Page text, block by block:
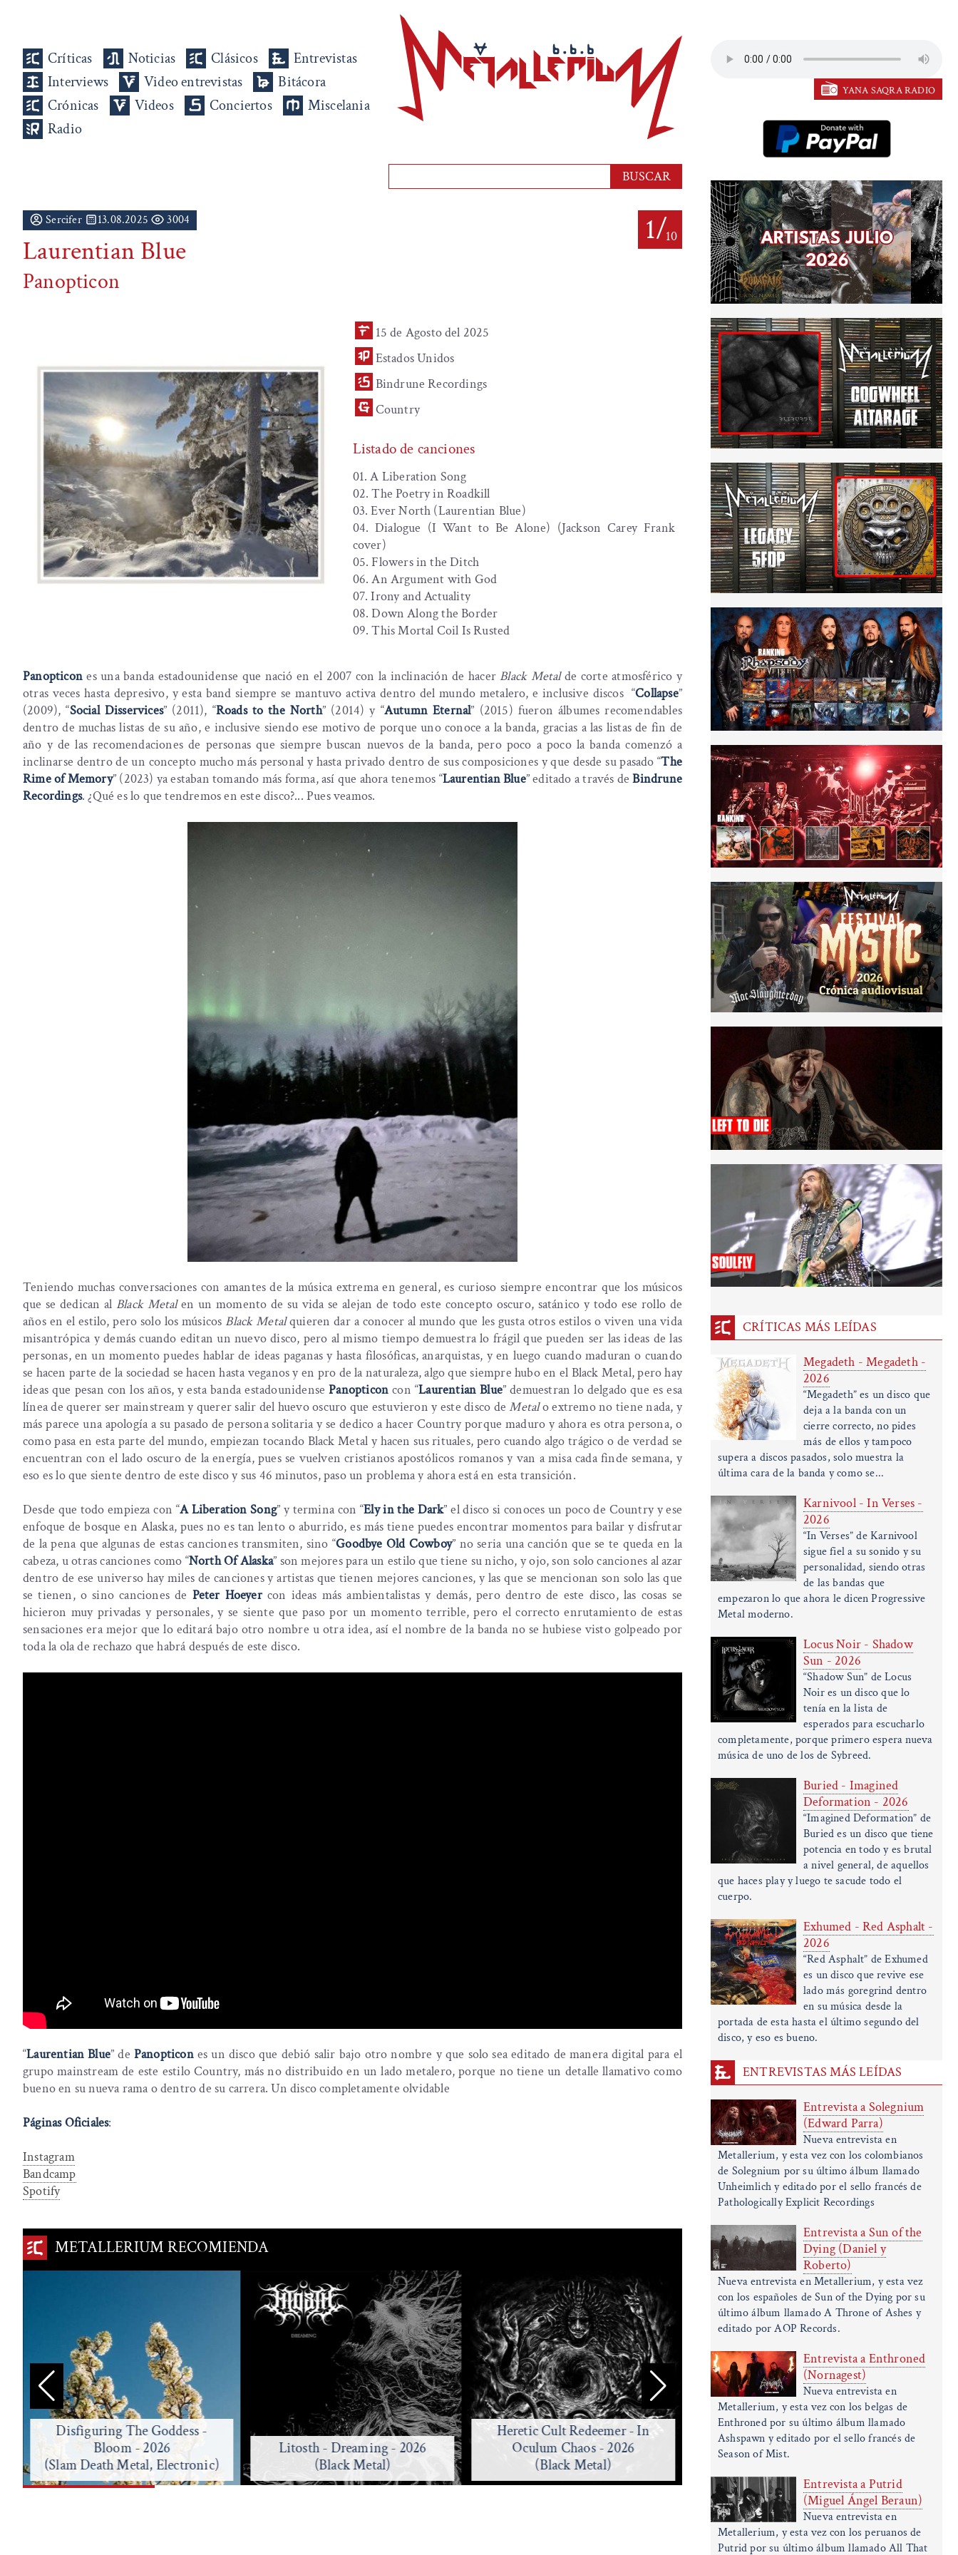
Críticas Noticias Clásicos
Entrevistas
Interviews
Video entrevistas
Bitácora
Crónicas
Videos Conciertos
Miscelania
Radio
1/10
Sercifer 13.08.2025 3004
Laurentian Blue
Panopticon
15 de Agosto del 2025
Estados Unidos
Bindrune Recordings
Country
Listado de canciones
01. A Liberation Song
02. The Poetry in Roadkill
03. Ever North (Laurentian Blue)
04. Dialogue (I Want to Be Alone) (Jackson Carey Frank
cover)
05. Flowers in the Ditch
06. An Argument with God
07. Irony and Actuality
08. Down Along the Border
09. This Mortal Coil Is Rusted
Panopticones una banda estadounidense que nació en el 2007 con la inclinación de hacer Black Metalde corte atmosférico y
otras veces hasta depresivo, y esta band siempre se mantuvo activa dentro del mundo metalero, e inclusive discos “Collapse”
(2009), “Social Disservices” (2011), “Roads to the North” (2014) y “Autumn Eternal” (2015) fueron álbumes recomendables
dentro de muchas listas de su año, e inclusive siendo ese motivo de porque uno conoce a la banda, gracias a las listas de fin de
año y de las recomendaciones de personas que siempre buscan nuevos de la banda, pero poco a poco la banda comenzó a
inclinarse dentro de un concepto mucho más personal y hasta privado dentro de sus composiciones y que desde su pasado “The
Rime of Memory” (2023) ya estaban tomando más forma, así que ahora tenemos “Laurentian Blue” editado a través deBindrune
Recordings. ¿Qué es lo que tendremos en este disco?... Pues veamos.
Teniendo muchas conversaciones con amantes de la música extrema en general, es curioso siempre encontrar que los músicos
que se dedican al Black Metalen un momento de su vida se alejan de todo este concepto oscuro, satánico y todo ese rollo de
años en el estilo, pero solo los músicos Black Metalquieren dar a conocer al mundo que les gusta otros estilos o viven una vida
misantrópica y demás cuando editan un nuevo disco, pero al mismo tiempo demuestra lo frágil que pueden ser las ideas de las
personas, en un momento puedes hablar de ideas paganas y hasta filosóficas, anarquistas, y en luego cuando maduran o cuando
se hacen parte de la sociedad se hacen hasta veganos y en pro de la naturaleza, algo que siempre hubo en el Black Metal, pero hay
ideas que pesan con los años, y esta banda estadounidensePanopticoncon “Laurentian Blue” demuestran lo delgado que es esa
línea de querer ser mainstream y querer salir del huevo oscuro que estuvieron y este disco deMetalo extremo no tiene nada, y
más parece una apología a su pasado de persona solitaria y se dedico a hacer Country porque maduro y ahora es otra persona, o
como pasa en esta parte del mundo, empiezan tocando Black Metal y hacen sus rituales, pero cuando algo trágico o de verdad se
encuentran con el lado oscuro de la energía, pues se vuelven cristianos apostólicos romanos y van a misa cada finde semana, y
eso es lo que siente dentro de este disco y sus 46 minutos, paso un problema y ahora está en esta transición.
Desde que todo empieza con “A Liberation Song” y termina con “Ely in the Dark” el disco si conoces un poco de Country y ese
enfoque de bosque en Alaska, pues no es tan lento o aburrido, es más tiene puedes encontrar momentos para bailar y disfrutar
de la pena que algunas de estas canciones transmiten, sino “Goodbye Old Cowboy” no seria una canción que se te queda en la
cabeza, u otras canciones como “North Of Alaska” son mejores para un estilo que tiene su nicho, y ojo, son solo canciones al azar
dentro de ese universo hay miles de canciones y artistas que tienen mejores canciones, y las que se mencionan son solo las que
se tienen, o sino canciones de Peter Hoeyercon ideas más ambientalistas y demás, pero dentro de este disco, las cosas se
hicieron muy privadas y personales, y se siente que paso por un momento terrible, pero el correcto enrutamiento de estas
sensaciones era mejor que lo editará bajo otro nombre u otra idea, así el nombre de la banda no se hubiese visto golpeado por
toda la ola de rechazo que habrá después de este disco.
“Laurentian Blue” de Panopticon es un disco que debió salir bajo otro nombre y que solo sea editado de manera digital para el
grupo mainstream de este estilo Country, más no distribuido en un lado metalero, porque no tiene un detalle llamativo como
bueno en su nueva rama o dentro de su carrera. Un disco completamente olvidable
Páginas Oficiales:
Instagram
Bandcamp
Spotify
METALLERIUM RECOMIENDA
Disfiguring The Goddess -
Bloom - 2026
(Slam Death Metal, Electronic)
Litosth - Dreaming - 2026
(Black Metal)
Heretic Cult Redeemer - In
Oculum Chaos - 2026
(Black Metal)
Sallow Moth - Hydrophilous
Brood - 2026
YANA SAQRA RADIO
CRÍTICAS MÁS LEÍDAS
Megadeth - Megadeth -
2026
“Megadeth” es un disco que
deja a la banda con un
cierre correcto, no pides
más de ellos y tampoco
supera a discos pasados, solo muestra la
última cara de la banda y como se...
Karnivool - In Verses -
2026
“In Verses” de Karnivool
sigue fiel a su sonido y su
personalidad, siendo otras
de las bandas que
empezaron lo que ahora le dicen Progressive
Metal moderno.
Locus Noir - Shadow
Sun - 2026
“Shadow Sun” de Locus
Noir es un disco que lo
tenía en la lista de
esperados para escucharlo
completamente, porque primero espera nueva
música de uno de los de Sybreed.
Buried - Imagined
Deformation - 2026
“Imagined Deformation” de
Buried es un disco que tiene
potencia en todo y es brutal
a nivel general, de aquellos
que haces play y luego te sacude todo el
cuerpo.
Exhumed - Red Asphalt -
2026
“Red Asphalt” de Exhumed
es un disco que revive ese
lado más goregrind dentro
en su música desde la
portada de esta hasta el último segundo del
disco, y eso es bueno.
ENTREVISTAS MÁS LEÍDAS
Entrevista a Solegnium
(Edward Parra)
Nueva entrevista en
Metallerium, y esta vez con los colombianos
de Solegnium por su último álbum llamado
Unheimlich y editado por el sello francés de
Pathologically Explicit Recordings
Entrevista a Sun of the
Dying (Daniel y
Roberto)
Nueva entrevista en Metallerium, y esta vez
con los españoles de Sun of the Dying por su
último álbum llamado A Throne of Ashes y
editado por AOP Records.
Entrevista a Enthroned
(Nornagest)
Nueva entrevista en
Metallerium, y esta vez con los belgas de
Enthroned por su último álbum llamado
Ashspawn y editado por el sello francés de
Season of Mist.
Entrevista a Putrid
(Miguel Ángel Beraun)
Nueva entrevista en
Metallerium, y esta vez con los peruanos de
Putrid por su último álbum llamado All That